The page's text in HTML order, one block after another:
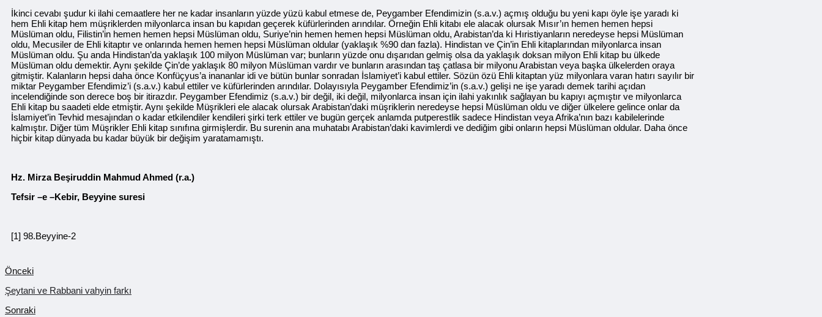
İkinci cevabı şudur ki ilahi cemaatlere her ne kadar insanların yüzde yüzü kabul etmese de, Peygamber Efendimizin (s.a.v.) açmış olduğu bu yeni kapı öyle işe yaradı ki
hem Ehli kitap hem müşriklerden milyonlarca insan bu kapıdan geçerek küfürlerinden arındılar. Örneğin Ehli kitabı ele alacak olursak Mısır’ın hemen hemen hepsi
Müslüman oldu, Filistin’in hemen hemen hepsi Müslüman oldu, Suriye’nin hemen hemen hepsi Müslüman oldu, Arabistan’da ki Hıristiyanların neredeyse hepsi Müslüman
oldu, Mecusiler de Ehli kitaptır ve onlarında hemen hemen hepsi Müslüman oldular (yaklaşık %90 dan fazla). Hindistan ve Çin’in Ehli kitaplarından milyonlarca insan
Müslüman oldu. Şu anda Hindistan’da yaklaşık 100 milyon Müslüman var; bunların yüzde onu dışarıdan gelmiş olsa da yaklaşık doksan milyon Ehli kitap bu ülkede
Müslüman oldu demektir. Aynı şekilde Çin’de yaklaşık 80 milyon Müslüman vardır ve bunların arasından taş çatlasa bir milyonu Arabistan veya başka ülkelerden oraya
gitmiştir. Kalanların hepsi daha önce Konfüçyus’a inananlar idi ve bütün bunlar sonradan İslamiyet’i kabul ettiler. Sözün özü Ehli kitaptan yüz milyonlara varan hatırı sayılır bir
miktar Peygamber Efendimiz’i (s.a.v.) kabul ettiler ve küfürlerinden arındılar. Dolayısıyla Peygamber Efendimiz’in (s.a.v.) gelişi ne işe yaradı demek tarihi açıdan
incelendiğinde son derece boş bir itirazdır. Peygamber Efendimiz (s.a.v.) bir değil, iki değil, milyonlarca insan için ilahi yakınlık sağlayan bu kapıyı açmıştır ve milyonlarca
Ehli kitap bu saadeti elde etmiştir. Aynı şekilde Müşrikleri ele alacak olursak Arabistan’daki müşriklerin neredeyse hepsi Müslüman oldu ve diğer ülkelere gelince onlar da
İslamiyet’in Tevhid mesajından o kadar etkilendiler kendileri şirki terk ettiler ve bugün gerçek anlamda putperestlik sadece Hindistan veya Afrika’nın bazı kabilelerinde
kalmıştır. Diğer tüm Müşrikler Ehli kitap sınıfına girmişlerdir. Bu surenin ana muhatabı Arabistan’daki kavimlerdi ve dediğim gibi onların hepsi Müslüman oldular. Daha önce
hiçbir kitap dünyada bu kadar büyük bir değişim yaratamamıştı.
Hz. Mirza Beşiruddin Mahmud Ahmed (r.a.)
Tefsir –e –Kebir, Beyyine suresi
[1] 98.Beyyine-2
Önceki
Şeytani ve Rabbani vahyin farkı
Sonraki